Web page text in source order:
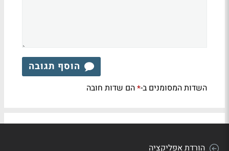
הוסף תגובה
השדות המסומנים ב-*הם שדות חובה
הורדת אפליקציה